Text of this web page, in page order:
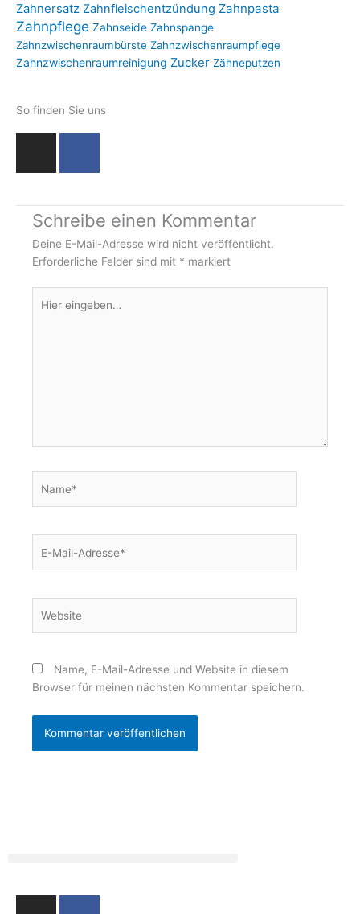
Zahnersatz Zahnfleischentzündung Zahnpasta
Zahnpflege Zahnseide Zahnspange
Zahnzwischenraumbürste Zahnzwischenraumpflege
Zahnzwischenraumreinigung Zucker Zähneputzen
So finden Sie uns
t
a
g
r
a
m
e
b
o
o
k
-
Schreibe einen Kommentar
Deine E-Mail-Adresse wird nicht veröffentlicht.
Erforderliche Felder sind mit * markiert
eingeben…
Mail-
Name, E-Mail-Adresse und Website in diesem
Browser für meinen nächsten Kommentar speichern.